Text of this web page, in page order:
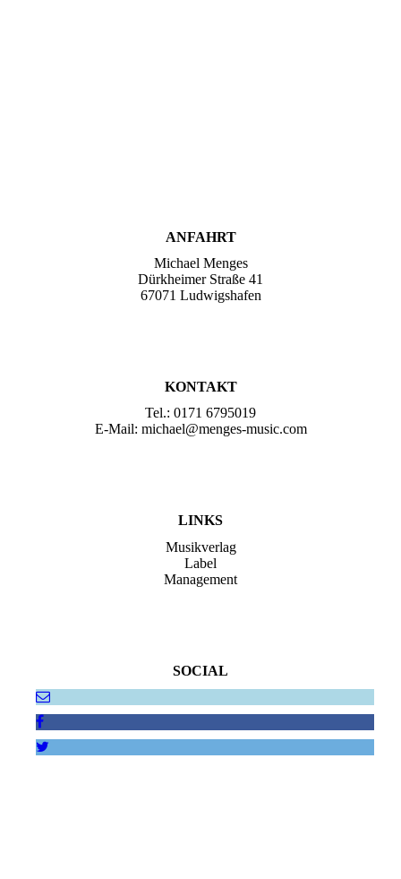
ANFAHRT
Michael Menges
Dürkheimer Straße 41
67071 Ludwigshafen
KONTAKT
Tel.: 0171 6795019
E-Mail: michael@menges-music.com
LINKS
Musikverlag
Label
Management
SOCIAL